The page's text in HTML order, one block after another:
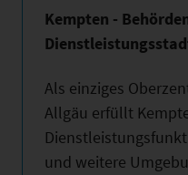
Kempten -
Als einziges
Allgäu erfüllt
und weitere